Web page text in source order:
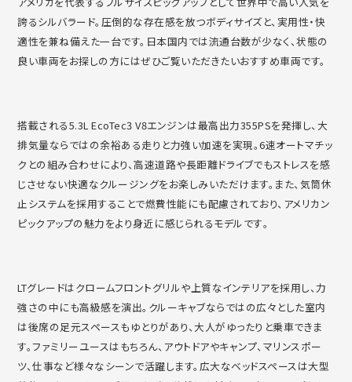
誇るシルバラード。圧倒的な存在感を放つボディサイズと、 実用性・快
適性を兼ね備えた一台です。 日本国内では流通台数が少なく、状態の
良い車両をお探しの方にはぜひご覧いただきたいおすすめ車両です。
搭載される5.3L EcoTec3 V8エンジンは最高出力355PSを発揮し、 大
排気量ならではの余裕ある走りと力強い加速を実現。6速オートマチッ
クとの組み合わせにより、高速道路や長距離ドライブでもストレスを感
じさせない快適なクルージングをお楽しみいただけます。また、 気筒休
止システムを採用することで燃費性能にも配慮されており、 アメリカン
ピックアップの魅力をより身近に感じられるモデルです。
LTグレードはクロームフロントグリルや上質なインテリアを採用し、力
強さの中にも高級感を演出。 クルーキャブならではの広々とした室内
は後席の足元スペースもゆ とりがあり、大人がゆったりと乗車できま
す。ファミリーユースはもちろん、アウトドアやキャンプ、 マリンスポー
ツ、仕事など様々なシーンで活躍します。 広大なベッドスペースは大型